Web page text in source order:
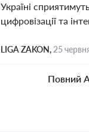
Україні
цифровізації та
LIGA ZAKON, 25
Повний